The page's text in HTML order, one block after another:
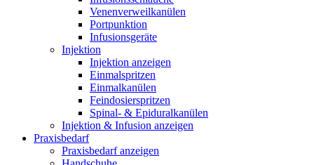
Venenverweilkanülen
Portpunktion
Infusionsgeräte
Injektion
Injektion anzeigen
Einmalspritzen
Einmalkanülen
Feindosierspritzen
Spinal- & Epiduralkanülen
Injektion & Infusion anzeigen
Praxisbedarf
Praxisbedarf anzeigen